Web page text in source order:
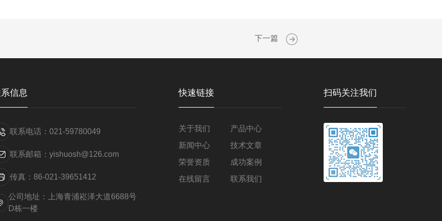
下一篇
信息
联系电话：021-59780049
联系邮箱：yishuosh@126.com
传真：86-021-39651412
公司地址：上海青浦崧泽大道6688号
D栋一楼
快速链接
关于我们
产品中心
新闻中心
技术文章
荣誉资质
成功案例
在线留言
联系我们
扫码关注我们